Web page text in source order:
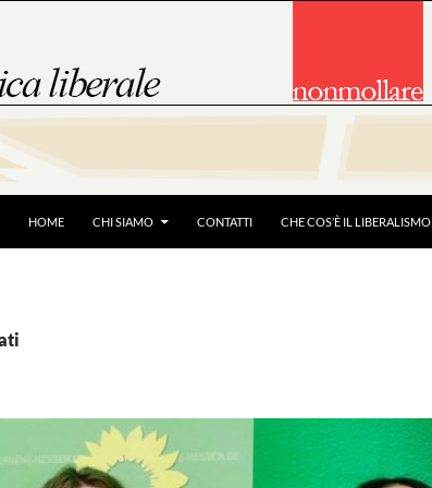
HOME CHI SIAMO CONTATTI CHE COS’È IL LIBERALISMO